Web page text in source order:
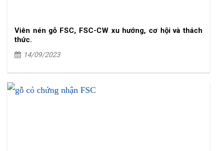
Viên nén gỗ FSC, FSC-CW xu hướng, cơ hội và thách
thức.
14/09/2023